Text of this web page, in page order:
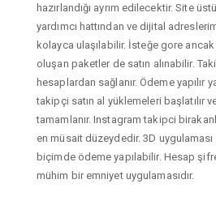
hazırlandığı ayrım edilecektir. Site
yardımcı hattından ve dijital
kolayca ulaşılabilir. İsteğe gore ancak
oluşan paketler de satın alınabilir.
hesaplardan sağlanır. Ödeme yapılır
takipçi satın al yüklemeleri başlatılır
tamamlanır. Instagram takipci
en müsait düzeydedir. 3D uygulaması
biçimde ödeme yapılabilir. Hesap
mühim bir emniyet uygulamasıdır.